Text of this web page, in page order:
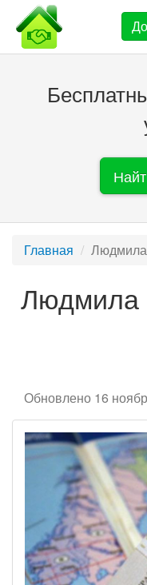
Главная
Людмила
Обновлено 16